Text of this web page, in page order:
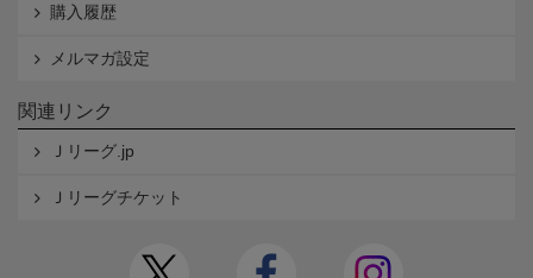
購入履歴
メルマガ設定
関連リンク
Ｊリーグ.jp
Ｊリーグチケット